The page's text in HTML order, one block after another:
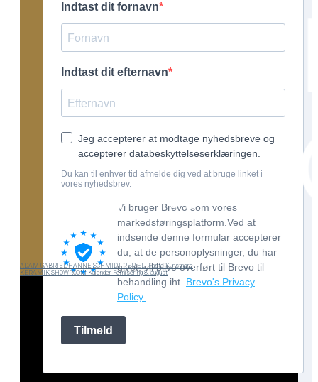
Indtast dit fornavn
Indtast dit efternavn
Jeg accepterer at modtage nyhedsbreve og
accepterer databeskyttelseserklæringen.
Du kan til enhver tid afmelde dig ved at bruge linket i
vores nyhedsbrev.
Vi bruger Brevo som vores
markedsføringsplatform.Ved at
indsende denne formular accepterer
du, at de personoplysninger, du har
givet, vil blive overført til Brevo til
behandling iht. Brevo's Privacy
Policy.
Tilmeld
ADAM GABRIEL HANNE SCHMIDT PER ELI Faste Kunstnere
KERAMIK SHOWROOM Kalender Fernisering 8. august